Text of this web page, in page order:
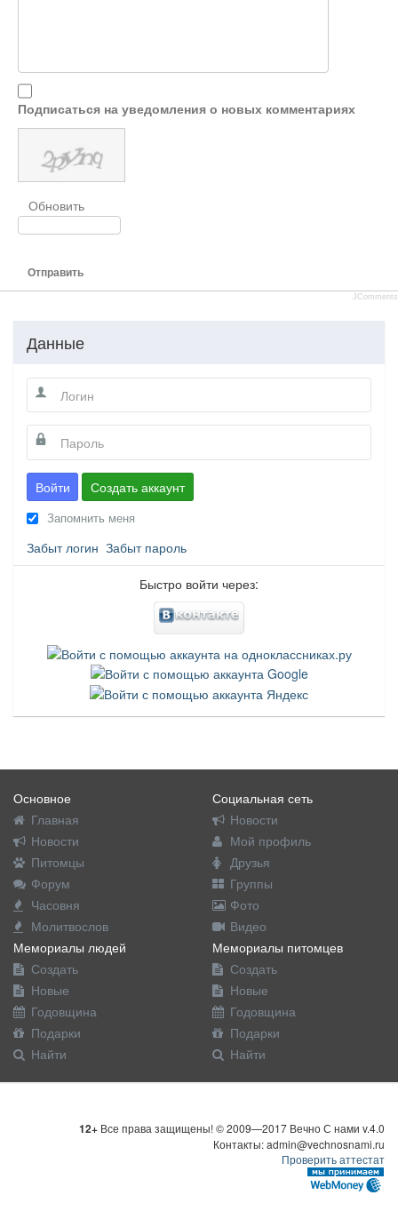
Подписаться на уведомления о новых комментариях
Обновить
Отправить
JComments
Данные
Войти Создать аккаунт
Запомнить меня
Забыт логин Забыт пароль
Быстро войти через:
Основное
Главная
Новости
Питомцы
Форум
Часовня
Молитвослов
Социальная сеть
Новости
Мой профиль
Друзья
Группы
Фото
Видео
Мемориалы людей
Создать
Новые
Годовщина
Подарки
Найти
Мемориалы питомцев
Создать
Новые
Годовщина
Подарки
Найти
12+ Все права защищены! © 2009—2017 Вечно С нами v.4.0
Контакты: admin@vechnosnami.ru
Проверить аттестат